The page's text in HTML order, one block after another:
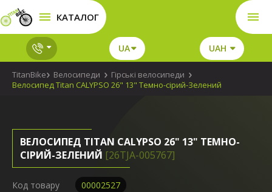
КАТАЛОГ
UA UAH
TitanBike Велосипеди
Гірські велосипеди
Велосипед Titan CALYPSO 26" 13" Темно-сірий-Зелений
ВЕЛОСИПЕД TITAN CALYPSO 26" 13" ТЕМНО-
СІРИЙ-ЗЕЛЕНИЙ [26TJA-005767]
Код товару 00002527